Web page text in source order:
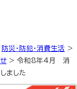
防災・防犯・消費生活 >
> 令和8年4月 消
ました